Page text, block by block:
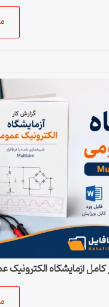
کامل آزمایشگاه